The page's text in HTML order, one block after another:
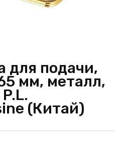
для подачи,
мм, металл,
(Китай)